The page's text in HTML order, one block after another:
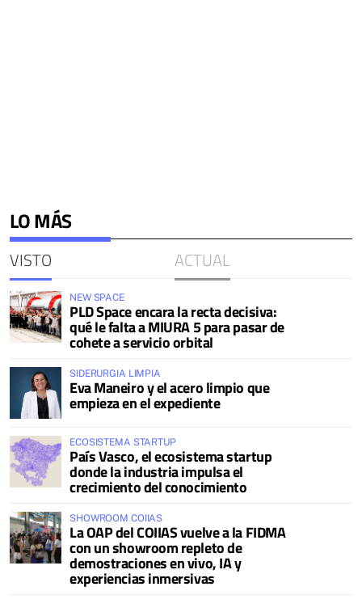
LO MÁS
VISTO ACTUAL
NEW SPACE
PLD Space encara la recta decisiva:
qué le falta a MIURA 5 para pasar de
cohete a servicio orbital
SIDERURGIA LIMPIA
Eva Maneiro y el acero limpio que
empieza en el expediente
ECOSISTEMA STARTUP
País Vasco, el ecosistema startup
donde la industria impulsa el
crecimiento del conocimiento
SHOWROOM COIIAS
La OAP del COIIAS vuelve a la FIDMA
con un showroom repleto de
demostraciones en vivo, IA y
experiencias inmersivas